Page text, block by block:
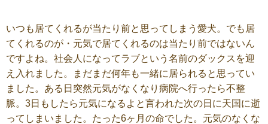
いつも居てくれるが当たり前と思ってしまう愛犬。でも居
てくれるのが・元気で居てくれるのは当たり前ではないん
ですよね。社会人になってラブという名前のダックスを迎
え入れました。まだまだ何年も一緒に居られると思ってい
ました。ある日突然元気がなくなり病院へ行ったら不整
脈。3日もしたら元気になるよと言われた次の日に天国に逝
ってしまいました。たった6ヶ月の命でした。元気のなくな